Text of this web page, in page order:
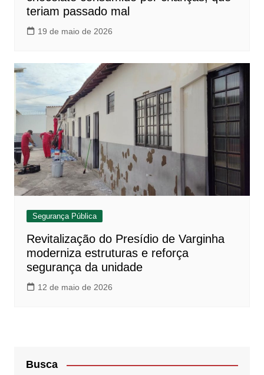
teriam passado mal
19 de maio de 2026
Segurança Pública
Revitalização do Presídio de Varginha
moderniza estruturas e reforça
segurança da unidade
12 de maio de 2026
Busca